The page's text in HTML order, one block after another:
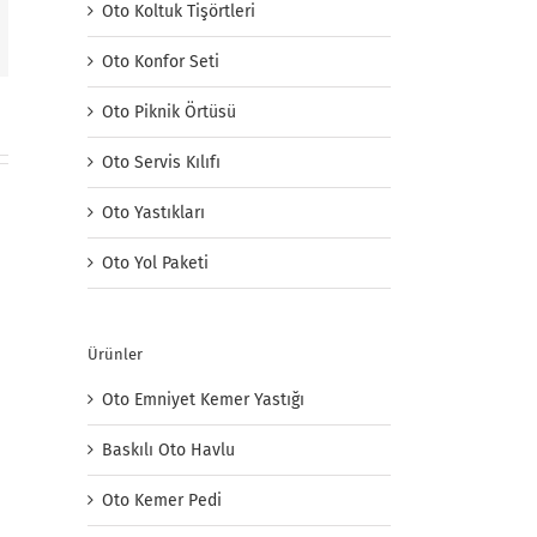
Oto Koltuk Tişörtleri
Oto Konfor Seti
Oto Piknik Örtüsü
Oto Servis Kılıfı
Oto Yastıkları
Oto Yol Paketi
Ürünler
Oto Emniyet Kemer Yastığı
Baskılı Oto Havlu
Oto Kemer Pedi